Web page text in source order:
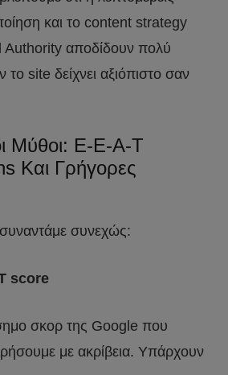
και το content strategy
αποδίδουν πολύ
το site δείχνει αξιόπιστο σαν
Μύθοι: E-E-A-T
Και Γρήγορες
συνεχώς:
score
σκορ της Google που
με ακρίβεια. Υπάρχουν